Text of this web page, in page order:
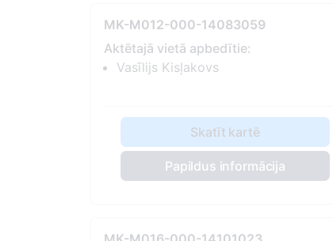
MK-M012-000-14083059
Aktētajā vietā apbedītie:
Vasīlijs Kisļakovs
Skatīt kartē
Papildus informācija